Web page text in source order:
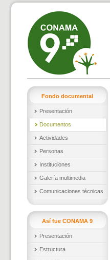
Fondo documental
Presentación
Documentos
Actividades
Personas
Instituciones
Galería multimedia
Comunicaciones técnicas
Así fue CONAMA 9
Presentación
Estructura